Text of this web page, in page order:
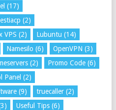
(17)
(2)
VPS (2) Lubuntu (14)
Namesilo (6) OpenVPN (3)
(2) Promo Code(6)
Panel (2)
(9) truecaller(2)
Useful Tips(6)